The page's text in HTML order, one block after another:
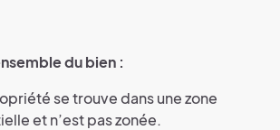
du bien :
se trouve dans une zone
et n’est pas zonée.